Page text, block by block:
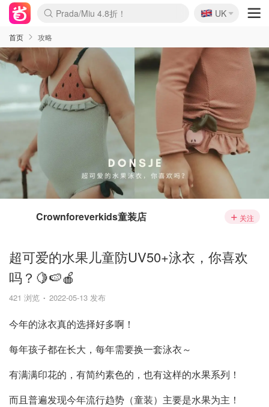
Prada/Miu 4.8折！
🇬🇧
UK
首页 攻略
Crownforeverkids童装店 关注
超可爱的水果儿童防UV50+泳衣，你喜欢
吗？🍋🍉🍎
421 浏览 2022-05-13 发布
今年的泳衣真的选择好多啊！
每年孩子都在长大，每年需要换一套泳衣～
有满满印花的，有简约素色的，也有这样的水果系列！
而且普遍发现今年流行趋势（童装）主要是水果为主！